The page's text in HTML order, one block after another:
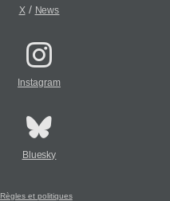
X/ News
Instagram
Bluesky
Règles et politiques